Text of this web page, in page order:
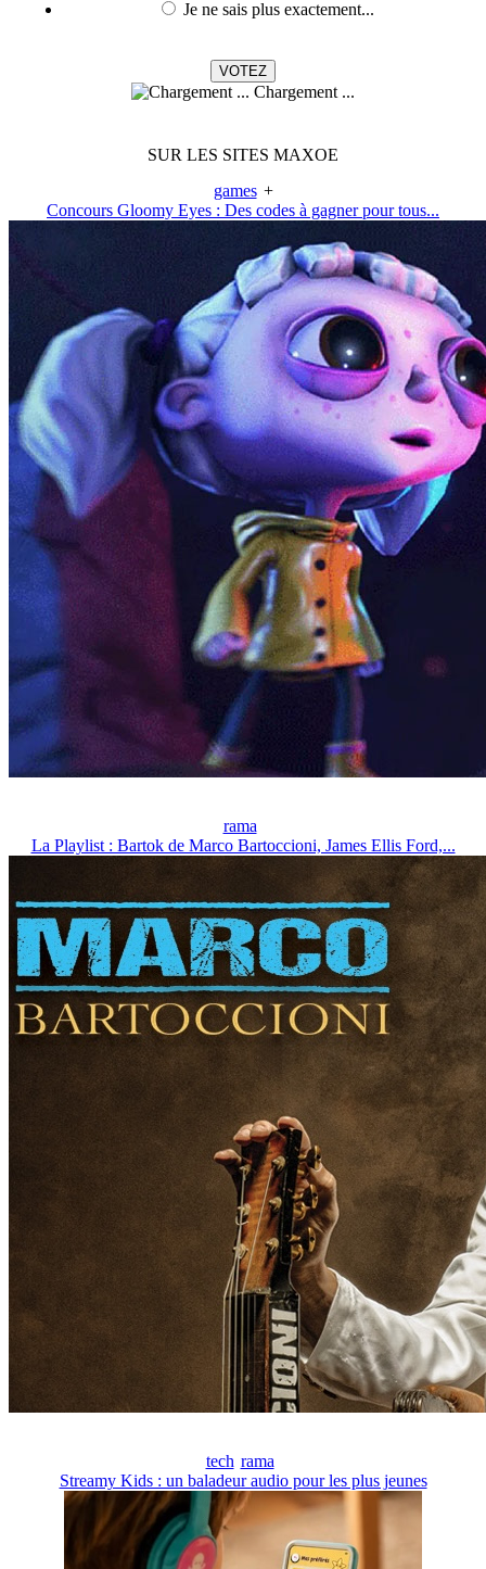
Je ne sais plus exactement...
Chargement ...
SUR LES SITES MAXOE
games +
Concours Gloomy Eyes : Des codes à gagner pour tous...
rama
La Playlist : Bartok de Marco Bartoccioni, James Ellis Ford,...
tech rama
Streamy Kids : un baladeur audio pour les plus jeunes